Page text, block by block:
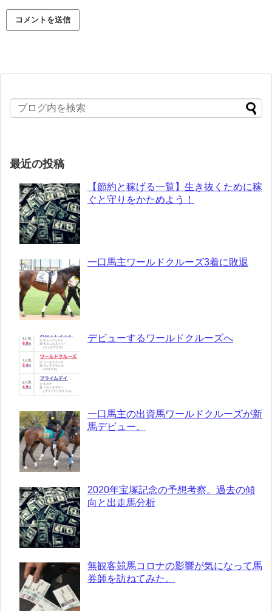
最近の投稿
【節約と稼げる一覧】生き抜くために稼
ぐと守りをかためよう！
一口馬主ワールドクルーズ3着に敗退
デビューするワールドクルーズへ
一口馬主の出資馬ワールドクルーズが新
馬デビュー。
2020年宝塚記念の予想考察。過去の傾
向と出走馬分析
無観客競馬コロナの影響が気になって馬
券師を訪ねてみた。